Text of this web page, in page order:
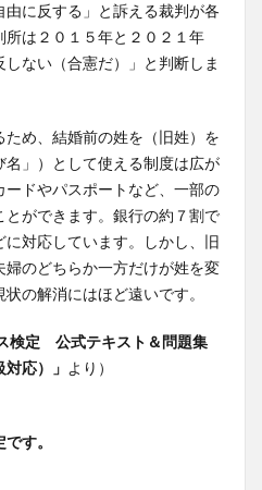
に反する」と訴える裁判が各
は２０１５年と２０２１年
ない（合憲だ）」と判断しま
め、結婚前の姓を（旧姓）を
名」）として使える制度は広が
ードやパスポートなど、一部の
ができます。銀行の約７割で
対応しています。しかし、旧
のどちらか一方だけが姓を変
の解消にはほど遠いです。
検定 公式テキスト＆問題集
応）」 より）
す。